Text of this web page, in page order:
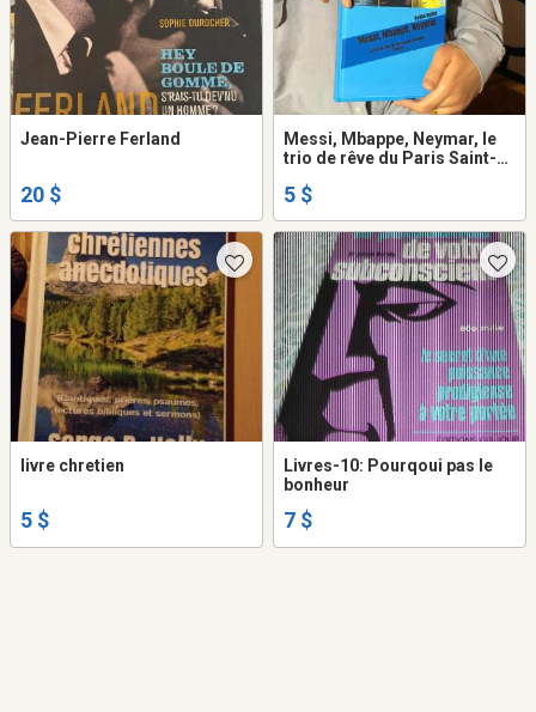
Jean-Pierre Ferland
20 $
Messi, Mbappe, Neymar, le
trio de rêve du Paris Saint-
5 $
livre chretien
5 $
Livres-10: Pourqoui pas le
bonheur
7 $